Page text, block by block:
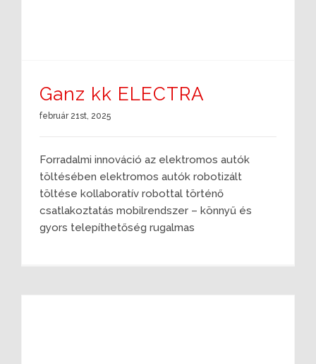
Ganz kk ELECTRA
február 21st, 2025
Forradalmi innováció az elektromos autók
töltésében elektromos autók robotizált
töltése kollaboratív robottal történő
csatlakoztatás mobilrendszer – könnyű és
gyors telepíthetőség rugalmas